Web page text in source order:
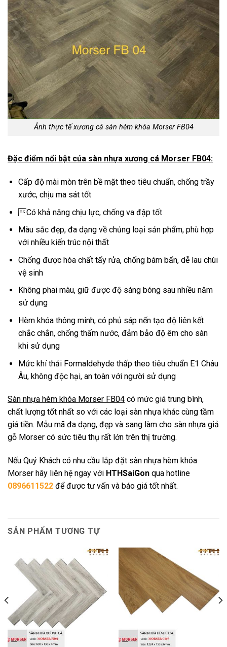
Ảnh thực tế xương cá sàn hèm khóa Morser FB04
Đặc điểm nổi bật của sàn nhựa xương cá Morser FB04:
Cấp độ mài mòn trên bề mặt theo tiêu chuẩn, chống trầy
xước, chịu ma sát tốt
Có khả năng chịu lực, chống va đập tốt
Màu sắc đẹp, đa dạng về chủng loại sản phẩm, phù hợp
với nhiều kiến trúc nội thất
Chống được hóa chất tẩy rửa, chống bám bẩn, dễ lau chùi
vệ sinh
Không phai màu, giữ được độ sáng bóng sau nhiều năm
sử dụng
Hèm khóa thông minh, có phủ sáp nến tạo độ liên kết
chắc chắn, chống thấm nước, đảm bảo độ êm cho sàn
khi sử dụng
Mức khí thải Formaldehyde thấp theo tiêu chuẩn E1 Châu
Âu, không độc hại, an toàn với người sử dụng
Sàn nhựa hèm khóa Morser FB04 có mức giá trung bình,
chất lượng tốt nhất so với các loại sàn nhựa khác cùng tầm
giá tiền. Mẫu mã đa dạng, đẹp và sang làm cho sàn nhựa giả
gỗ Morser có sức tiêu thụ rất lớn trên thị trường.
Nếu Quý Khách có nhu cầu lắp đặt sàn nhựa hèm khóa
Morser hãy liên hệ ngay với HTHSaiGon qua hotline
0896611522 để được tư vấn và báo giá tốt nhất.
SẢN PHẨM TƯƠNG TỰ